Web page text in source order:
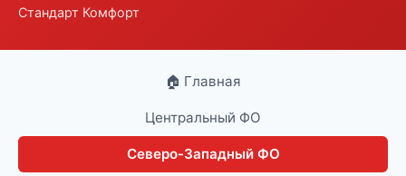
Стандарт Комфорт
🏠 Главная
Центральный ФО
Северо-Западный ФО